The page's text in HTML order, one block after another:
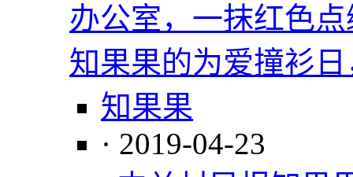
办公室，一抹红色
知果果的为爱撞衫
知果果
· 2019-04-23